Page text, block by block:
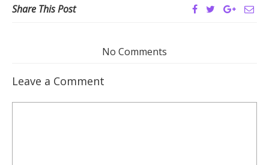
Share This Post
No Comments
Leave a Comment